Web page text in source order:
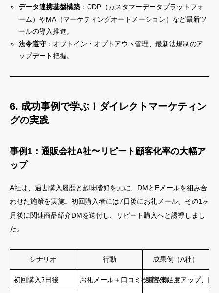
データ連携基盤構築 ：CDP（カスタマーデータプラットフォ
ーム）やMA（マーケティングオートメーション）など最新ツ
ールの導入推進。
法令遵守 ：オプトイン・オプトアウト管理、最新法規制のア
ップデート把握。
6. 成功事例で学ぶ！ダイレクトマーケティン
グの実践
事例1：通販会社A社〜リピート顧客化率の大幅ア
ップ
A社は、過去購入履歴と趣味嗜好を元に、DMとEメールを組み合
わせた施策を実施。初回購入者には7日後にお礼メール、その1ヶ
月後に関連商品紹介DMを送付し、リピート購入へと誘導しまし
た。
シナリオ 行動 成果例（A社）
初回購入7日後 お礼メール＋口コミ投稿依頼顧客満足度アップ、口